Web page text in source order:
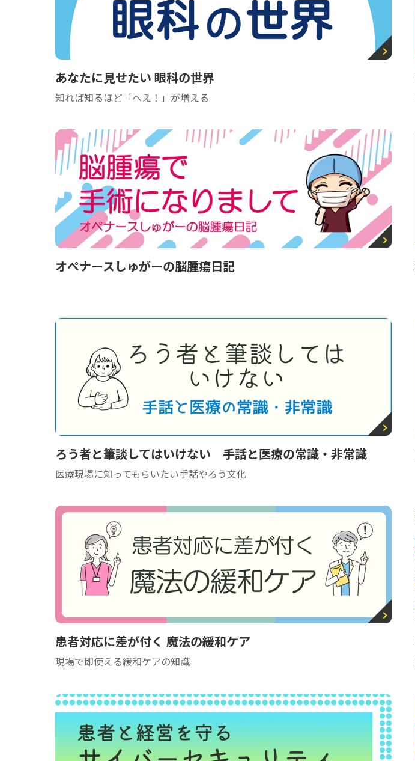
あなたに見せたい 眼科の世界
知れば知るほど「へえ！」が増える
オペナースしゅがーの脳腫瘍日記
ろう者と筆談してはいけない 手話と医療の常識・非常識
医療現場に知ってもらいたい手話やろう文化
患者対応に差が付く 魔法の緩和ケア
現場で即使える緩和ケアの知識